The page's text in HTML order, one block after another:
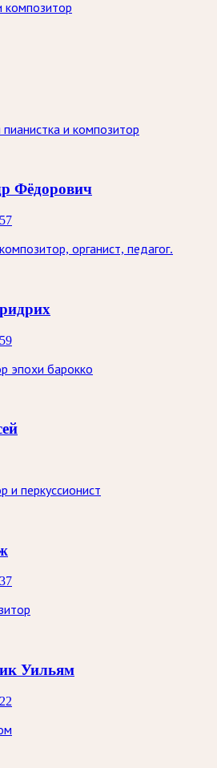
композитор
пианистка и композитор
Фёдорович
органист, педагог.
эпохи барокко
и перкуссионист
Уильям